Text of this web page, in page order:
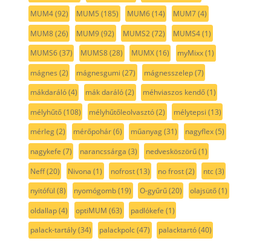
MUM4(92) MUM5 (185) MUM6(14) MUM7(4)
MUM8(26) MUM9(92) MUMS2(72) MUMS4(1)
MUMS6(37) MUMS8(28) MUMX(16) myMixx(1)
mágnes (2) mágnesgumi (27) mágnesszelep(7)
mákdaráló(4) mák daráló(2) méhviaszos kendő(1)
mélyhűtő(108) mélyhűtőleolvasztó(2) mélytepsi (13)
mérleg(2) mérőpohár(6) műanyag(31) nagyflex(5)
nagykefe (7) narancssárga (3) nedvesköszörű(1)
Neff(20) Nivona (1) nofrost(13) no frost(2) ntc(3)
nyitófül (8) nyomógomb(19) O-gyűrű(20) olajsütő(1)
oldallap(4) optiMUM (63) padlókefe (1)
palack-tartály(34) palackpolc(47) palacktartó(40)